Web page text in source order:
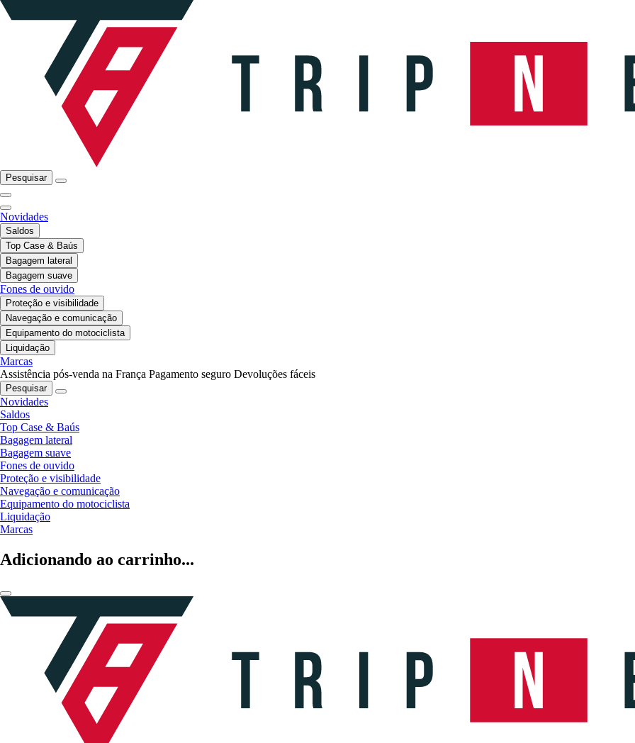
Pesquisar
Novidades
Saldos
Top Case & Baús
Bagagem lateral
Bagagem suave
Fones de ouvido
Proteção e visibilidade
Navegação e comunicação
Equipamento do motociclista
Liquidação
Marcas
Assistência pós-venda na França Pagamento seguro Devoluções fáceis
Pesquisar
Novidades
Saldos
Top Case & Baús
Bagagem lateral
Bagagem suave
Fones de ouvido
Proteção e visibilidade
Navegação e comunicação
Equipamento do motociclista
Liquidação
Marcas
Adicionando ao carrinho...